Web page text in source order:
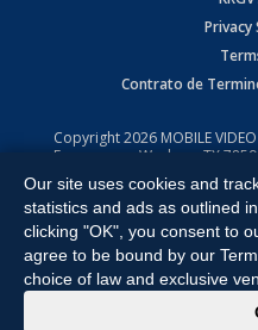
Contrato de
Copyright2026 MOBILE
Expressway, Weslaco, TX
All Rights Reserved. Powered
Our site uses cookies and
statistics and ads as outlined
clicking "OK", you consent to
agree to be bound by our
choice of law and exclusive